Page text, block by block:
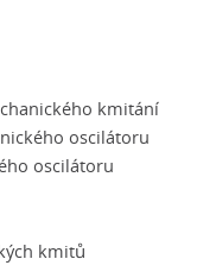
kmitání
oscilátoru
oscilátoru
kmitů